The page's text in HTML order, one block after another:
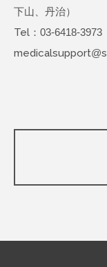
下山、丹治）
Tel：03-6418-